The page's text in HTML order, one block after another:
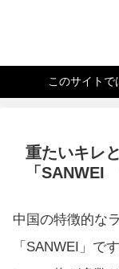
このサイト
重たいキレ
「
中国の特徴的な
「SANWEI」で